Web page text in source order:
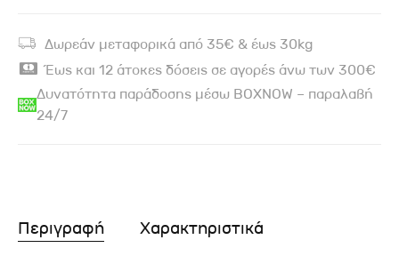
Δωρεάν μεταφορικά από 35€ & έως 30kg
Έως και 12 άτοκες δόσεις σε αγορές άνω των 300€
Δυνατότητα παράδοσης μέσω BOXNOW – παραλαβή
24/7
Περιγραφή Χαρακτηριστικά